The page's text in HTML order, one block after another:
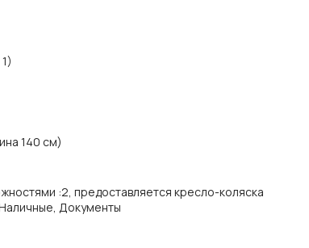
140 см)
:2, предоставляется кресло-коляска
Документы